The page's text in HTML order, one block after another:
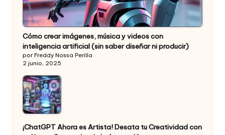
Cómo crear imágenes, música y videos con
inteligencia artificial (sin saber diseñar ni producir)
por Freddy Nossa Perilla
2 junio, 2025
¡ChatGPT Ahora es Artista! Desata tu Creatividad con